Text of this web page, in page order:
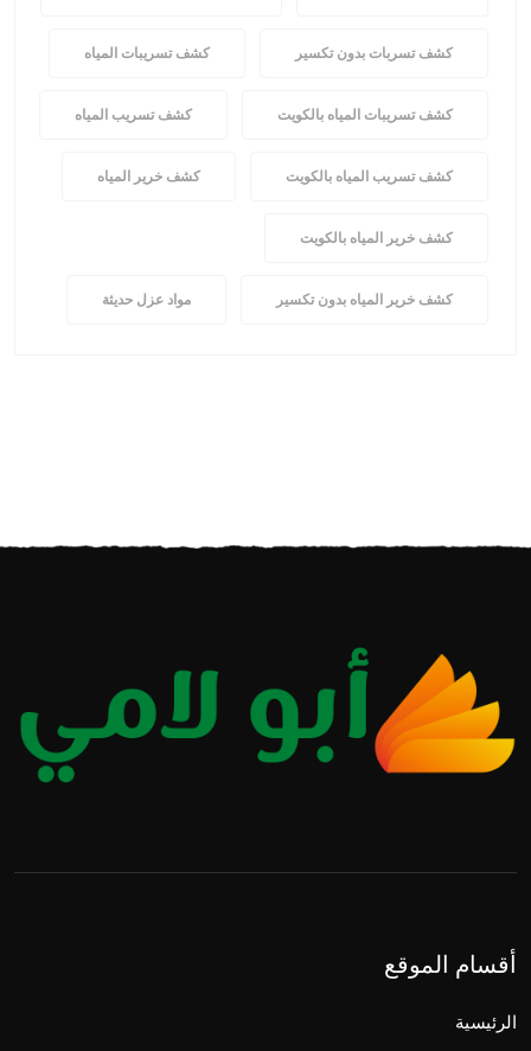
كشف تسربات بدون تكسير كشف تسريبات المياه
كشف تسريبات المياه بالكويت كشف تسريب المياه
كشف تسريب المياه بالكويت كشف خرير المياه
كشف خرير المياه بالكويت
كشف خرير المياه بدون تكسير مواد عزل حديثة
أقسام الموقع
الرئيسية